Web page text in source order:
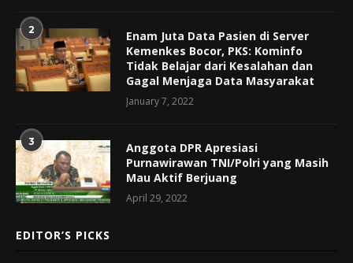
2
Enam Juta Data Pasien di Server
Kemenkes Bocor, PKS: Kominfo
Tidak Belajar dari Kesalahan dan
Gagal Menjaga Data Masyarakat
January 7, 2022
3
Anggota DPR Apresiasi
Purnawirawan TNI/Polri yang Masih
Mau Aktif Berjuang
April 29, 2022
EDITOR’S PICKS